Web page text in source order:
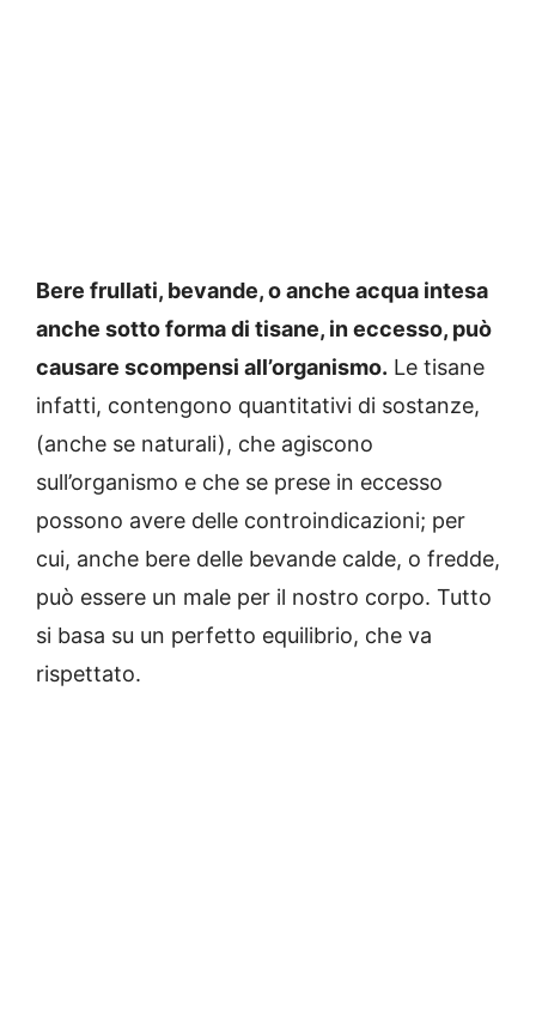
Bere frullati, bevande, o anche acqua intesa
anche sotto forma di tisane, in eccesso, può
causare scompensi all’organismo. Le tisane
infatti, contengono quantitativi di sostanze,
(anche se naturali), che agiscono
sull’organismo e che se prese in eccesso
possono avere delle controindicazioni; per
cui, anche bere delle bevande calde, o fredde,
può essere un male per il nostro corpo. Tutto
si basa su un perfetto equilibrio, che va
rispettato.